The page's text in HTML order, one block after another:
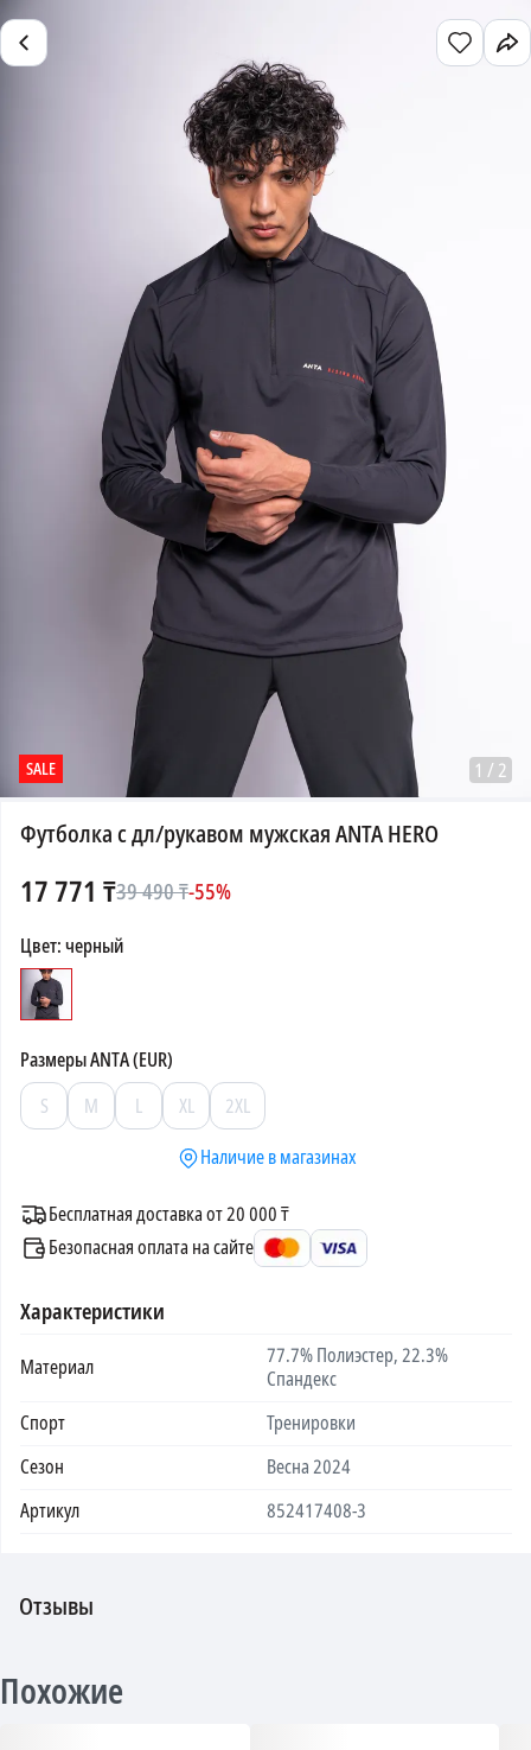
SALE 1 / 2
Футболка с дл/рукавом мужская ANTA HERO
17 771 ₸39 490₸-55%
Цвет:черный
РазмерыANTA (EUR)
S
M L XL
2XL
Наличие в магазинах
Бесплатная доставка от 20 000 ₸
Безопасная оплата на сайте
Характеристики
Материал
77.7% Полиэстер, 22.3%
Спандекс
Спорт
Тренировки
Сезон
Весна 2024
Артикул
852417408-3
Отзывы
Похожие